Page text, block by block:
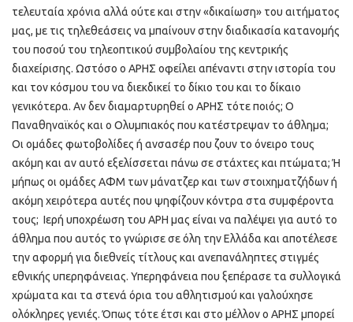
τελευταία χρόνια αλλά ούτε και στην «δικαίωση» του αιτήματος
μας, με τις τηλεθεάσεις να μπαίνουν στην διαδικασία κατανομής
του ποσού του τηλεοπτικού συμβολαίου της κεντρικής
διαχείρισης. Ωστόσο ο ΑΡΗΣ οφείλει απέναντι στην ιστορία του
και τον κόσμου του να διεκδικεί το δίκιο του και το δίκαιο
γενικότερα. Αν δεν διαμαρτυρηθεί ο ΑΡΗΣ τότε ποιός; Ο
Παναθηναϊκός και ο Ολυμπιακός που κατέστρεψαν το άθλημα;
Οι ομάδες φωτοβολίδες ή ανσασέρ που ζουν το όνειρο τους
ακόμη και αν αυτό εξελίσσεται πάνω σε στάχτες και πτώματα; Ή
μήπως οι ομάδες ΑΦΜ των μάνατζερ και των στοιχηματζήδων ή
ακόμη χειρότερα αυτές που ψηφίζουν κόντρα στα συμφέροντα
τους; Ιερή υποχρέωση του ΑΡΗ μας είναι να παλέψει για αυτό το
άθλημα που αυτός το γνώρισε σε όλη την Ελλάδα και αποτέλεσε
την αφορμή για διεθνείς τίτλους και ανεπανάληπτες στιγμές
εθνικής υπερηφάνειας. Υπερηφάνεια που ξεπέρασε τα συλλογικά
χρώματα και τα στενά όρια του αθλητισμού και γαλούχησε
ολόκληρες γενιές. Όπως τότε έτσι και στο μέλλον ο ΑΡΗΣ μπορεί